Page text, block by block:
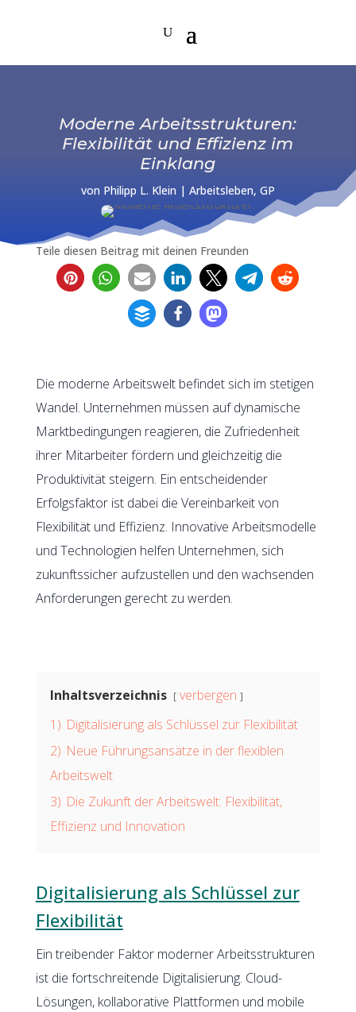
Moderne Arbeitsstrukturen:
Flexibilität und Effizienz im
Einklang
von Philipp L. Klein | Arbeitsleben, GP
Teile diesen Beitrag mit deinen Freunden
Die moderne Arbeitswelt befindet sich im stetigen
Wandel. Unternehmen müssen auf dynamische
Marktbedingungen reagieren, die Zufriedenheit
ihrer Mitarbeiter fördern und gleichzeitig die
Produktivität steigern. Ein entscheidender
Erfolgsfaktor ist dabei die Vereinbarkeit von
Flexibilität und Effizienz. Innovative Arbeitsmodelle
und Technologien helfen Unternehmen, sich
zukunftssicher aufzustellen und den wachsenden
Anforderungen gerecht zu werden.
Inhaltsverzeichnis
verbergen
1) Digitalisierung als Schlüssel zur Flexibilität
2) Neue Führungsansätze in der flexiblen
Arbeitswelt
3) Die Zukunft der Arbeitswelt: Flexibilität,
Effizienz und Innovation
Digitalisierung als Schlüssel zur
Flexibilität
Ein treibender Faktor moderner Arbeitsstrukturen
ist die fortschreitende Digitalisierung. Cloud-
Lösungen, kollaborative Plattformen und mobile